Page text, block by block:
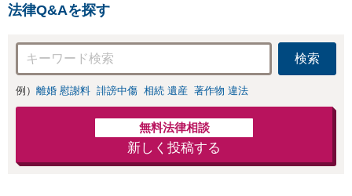
法律Q&Aを探す
検索
例） 離婚 慰謝料 誹謗中傷 相続 遺産 著作物 違法
無料法律相談
新しく投稿する